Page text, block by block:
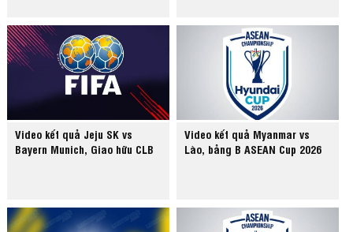
Video kết quả Jeju SK vs
Bayern Munich, Giao hữu CLB
Video kết quả Myanmar vs
Lào, bảng B ASEAN Cup 2026